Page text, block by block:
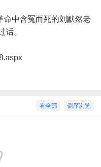
中含冤而死的刘默然老
话。
倒序浏览
看全部